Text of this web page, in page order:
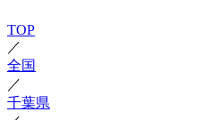
TOP
／
全国
／
千葉県